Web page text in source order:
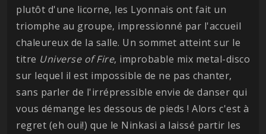
plutôt d'une licorne, les Lyonnais ont fait un
triomphe au groupe, impressionné par l'accueil
chaleureux de la salle. Un sommet atteint sur le
titre Universe of Fire, improbable mix metal-disco
sur lequel il est impossible de ne pas chanter,
sans parler de l'irrépressible envie de danser qui
vous démange les dessous de pieds ! Alors c'est à
regret (eh oui!) que le Ninkasi a laissé partir les